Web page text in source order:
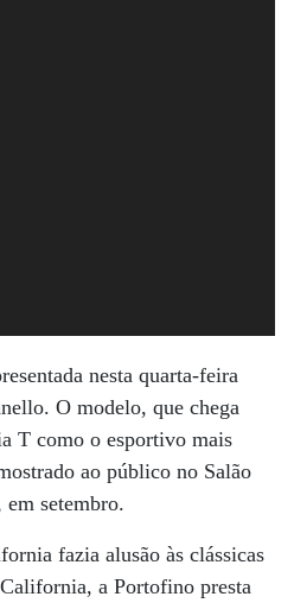
nesta quarta-feira
O modelo, que chega
T como o esportivo mais
ao público no Salão
setembro.
fazia alusão às clássicas
a Portofino presta